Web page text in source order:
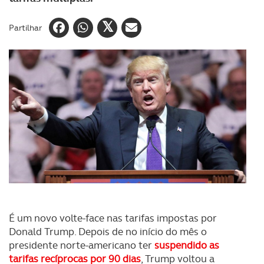
Partilhar
É um novo volte-face nas tarifas impostas por
Donald Trump. Depois de no início do mês o
presidente norte-americano tersuspendido as
tarifas recíprocas por 90 dias, Trump voltou a